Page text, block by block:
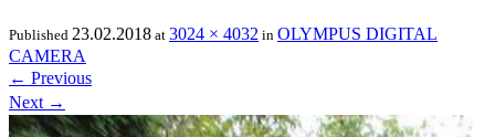
Published 23.02.2018 at 3024 × 4032 in OLYMPUS DIGITAL
CAMERA
← Previous
Next →